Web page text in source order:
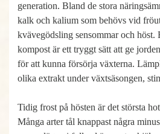
generation. Bland de stora
kalk och kalium som behövs vid
kvävegödsling sensommar och höst.
kompost är ett tryggt sätt att ge
för att kunna försörja växterna.
olika extrakt under växtsäsongen,
Tidig frost på hösten är det största
Många arter tål knappast några